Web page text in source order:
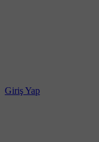
Giriş Yap